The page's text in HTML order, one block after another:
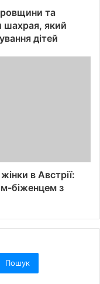
та
шахрая, який
дітей
в Австрії:
біженцем з
Пошук